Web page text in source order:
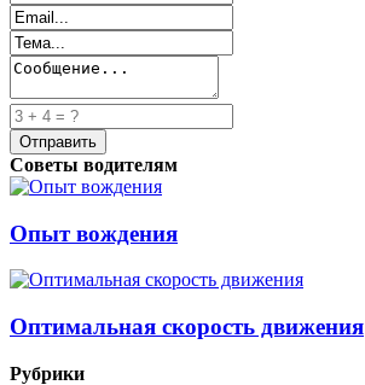
Советы водителям
Опыт вождения
Оптимальная скорость движения
Рубрики